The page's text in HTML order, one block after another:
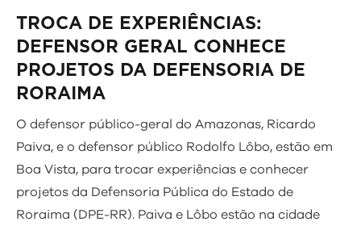
TROCA DE EXPERIÊNCIAS:
DEFENSOR GERAL CONHECE
PROJETOS DA DEFENSORIA DE
RORAIMA
O defensor público-geral do Amazonas, Ricardo
Paiva, e o defensor público Rodolfo Lôbo, estão em
Boa Vista, para trocar experiências e conhecer
projetos da Defensoria Pública do Estado de
Roraima (DPE-RR). Paiva e Lôbo estão na cidade